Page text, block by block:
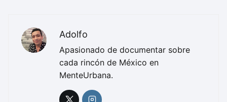
Adolfo
Apasionado de documentar sobre
cada rincón de México en
MenteUrbana.